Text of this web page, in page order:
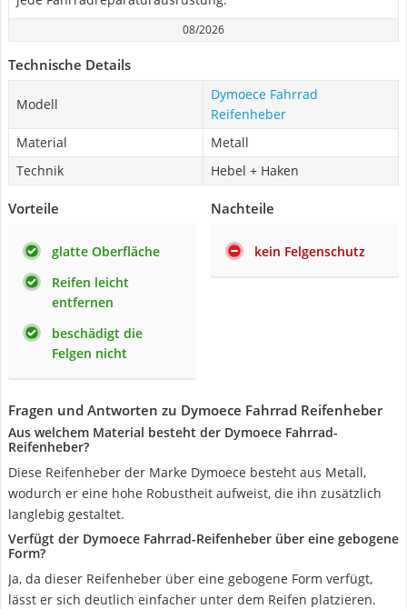
08/2026
Technische Details
Modell
Dymoece Fahrrad
Reifenheber
Material
Metall
Technik
Hebel + Haken
Vorteile
glatte Oberfläche
Reifen leicht
entfernen
beschädigt die
Felgen nicht
Nachteile
kein Felgenschutz
Fragen und Antworten zu Dymoece Fahrrad Reifenheber
Aus welchem Material besteht der Dymoece Fahrrad-
Reifenheber?
Diese Reifenheber der Marke Dymoece besteht aus Metall,
wodurch er eine hohe Robustheit aufweist, die ihn zusätzlich
langlebig gestaltet.
Verfügt der Dymoece Fahrrad-Reifenheber über eine gebogene
Form?
Ja, da dieser Reifenheber über eine gebogene Form verfügt,
lässt er sich deutlich einfacher unter dem Reifen platzieren.